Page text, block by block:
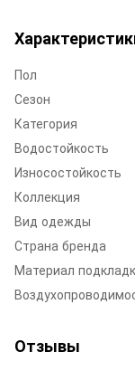
Пол
Сезон
Категория
Водостойкость
Износостойкость
Коллекция
Вид одежды
Страна бренда
Материал
Отзывы